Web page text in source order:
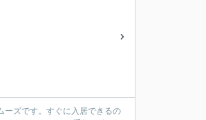
ーズです。すぐに入居できるの